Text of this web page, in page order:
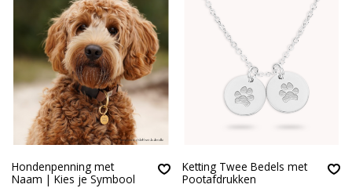
Hondenpenning met
Naam | Kies je Symbool
Ketting Twee Bedels met
Pootafdrukken